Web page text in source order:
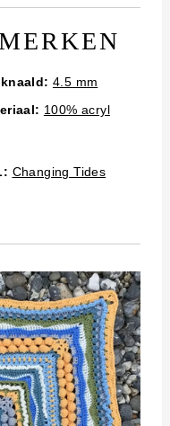
4.5 mm
100% acryl
Changing Tides